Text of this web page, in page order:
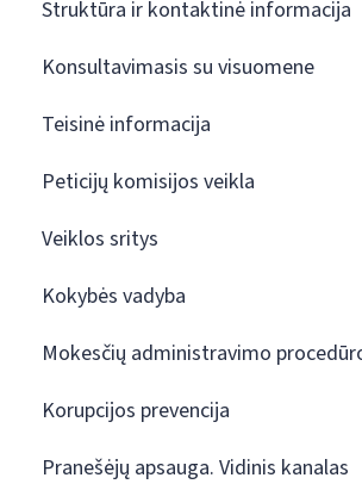
Struktūra ir kontaktinė informacija
Konsultavimasis su visuomene
Teisinė informacija
Peticijų komisijos veikla
Veiklos sritys
Kokybės vadyba
Mokesčių administravimo
Korupcijos prevencija
Pranešėjų apsauga. Vidinis kanalas